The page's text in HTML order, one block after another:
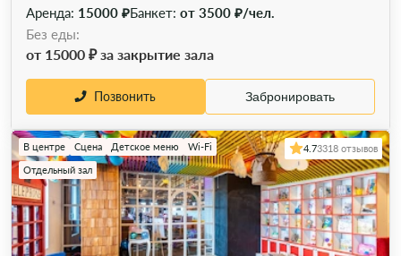
Аренда: 15000 ₽Банкет: от 3500 ₽/чел.
Без еды:
от 15000 ₽ за закрытие зала
Позвонить Забронировать
В центре Сцена Детское меню
Wi-Fi
Отдельный зал
4.73318 отзывов